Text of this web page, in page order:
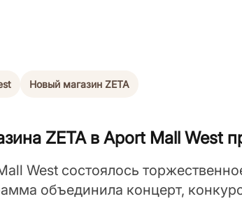
Новый магазин ZETA
ZETA в Aport Mall West
West состоялось
объединила концерт,